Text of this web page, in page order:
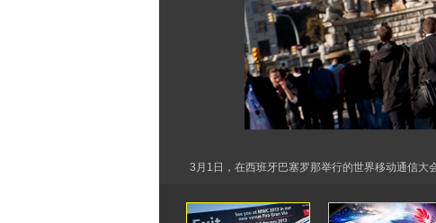
3月1日，在西班牙巴塞罗那举行的世界移动通信大